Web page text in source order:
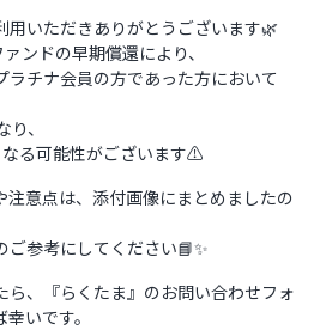
用いただきありがとうございます🌿
ンドの早期償還により、
ラチナ会員の方であった方において
、
る可能性がございます⚠️
注意点は、添付画像にまとめましたの
参考にしてください📘✨
ら、『らくたま』のお問い合わせフォ
いです。